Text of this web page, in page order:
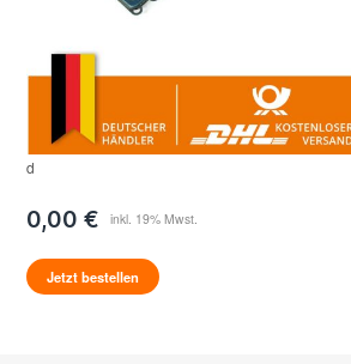
d
0,00 €
Jetzt bestellen